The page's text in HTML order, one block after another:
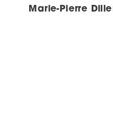
Marie-Pierre